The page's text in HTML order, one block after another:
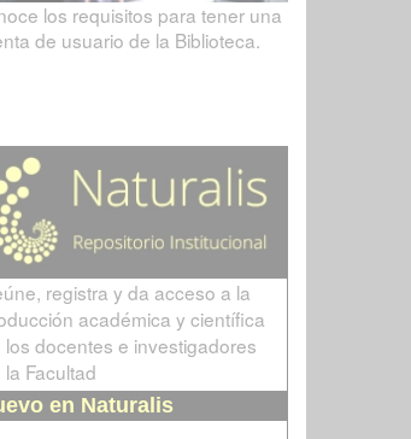
los requisitos para tener una
de usuario de la Biblioteca.
registra y da acceso a la
académica y científica
los docentes e investigadores
la Facultad
en Naturalis